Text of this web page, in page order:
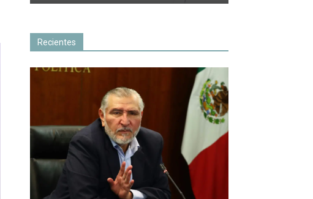
Recientes